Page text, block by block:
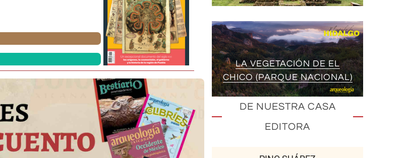
LA VEGETACIÓN DE EL
CHICO (PARQUE NACIONAL)
DE NUESTRA CASA
EDITORA